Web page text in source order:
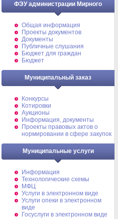
ФЭУ администрации Мирного
Общая информация
Проекты документов
Документы
Публичные слушания
Бюджет для граждан
Бюджет
Муниципальный заказ
Конкурсы
Котировки
Аукционы
Информация, документы
Проекты правовых актов о
нормировании в сфере закупок
Муниципальные услуги
Информация
Технологические схемы
МФЦ
Услуги в электронном виде
Услуги опеки в электронном
виде
Госуслуги в электронном виде